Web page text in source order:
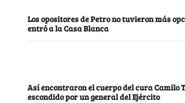
Los opositores de Petro no tuvieron más
entró a la Casa Blanca
Así encontraron el cuerpo del cura Camilo
escondido por un general del Ejército